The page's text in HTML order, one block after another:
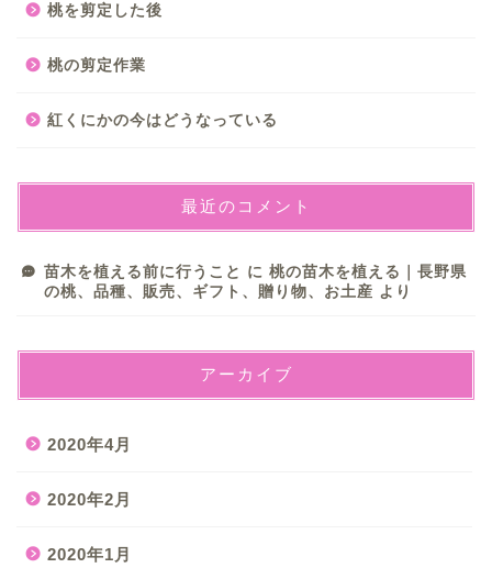
桃を剪定した後
桃の剪定作業
紅くにかの今はどうなっている
最近のコメント
苗木を植える前に行うこと に 桃の苗木を植える｜長野県
の桃、品種、販売、ギフト、贈り物、お土産 より
アーカイブ
2020年4月
2020年2月
2020年1月